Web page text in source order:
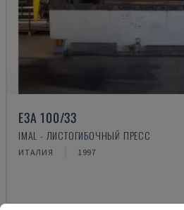
E3A 100/33
IMAL - ЛИСТОГИБОЧНЫЙ ПРЕСС
ИТАЛИЯ 1997